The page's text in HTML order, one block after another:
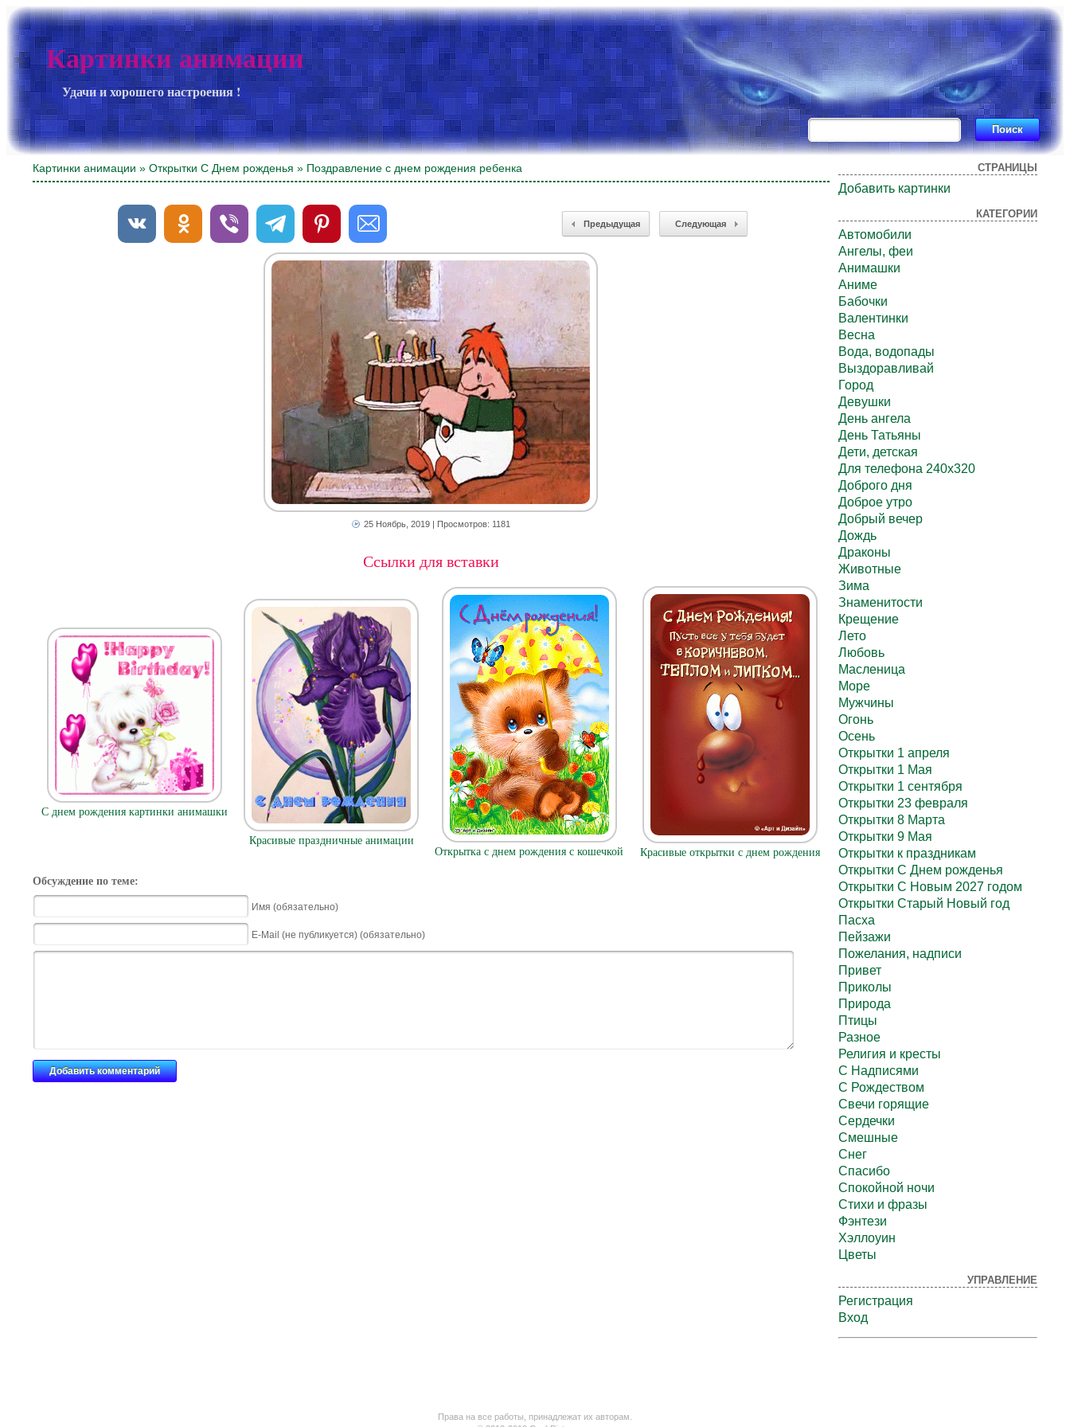
Картинки анимации
Удачи и хорошего настроения !
Картинки анимации »Открытки С Днем рожденья » Поздравление с днем рождения ребенка
Предыдущая Следующая
25 Ноябрь, 2019| Просмотров: 1181
Ссылки для вставки
С днем рождения картинки анимашки
Красивые праздничные анимации
Открытка с днем рождения с кошечкой
Красивые открытки с днем рождения
Обсуждение по теме:
Имя (обязательно)
E-Mail (не публикуется) (обязательно)
СТРАНИЦЫ
Добавить картинки
КАТЕГОРИИ
Автомобили
Ангелы, феи
Анимашки
Аниме
Бабочки
Валентинки
Весна
Вода, водопады
Выздоравливай
Город
Девушки
День ангела
День Татьяны
Дети, детская
Для телефона 240х320
Доброго дня
Доброе утро
Добрый вечер
Дождь
Драконы
Животные
Зима
Знаменитости
Крещение
Лето
Любовь
Масленица
Море
Мужчины
Огонь
Осень
Открытки 1 апреля
Открытки 1 Мая
Открытки 1 сентября
Открытки 23 февраля
Открытки 8 Марта
Открытки 9 Мая
Открытки к праздникам
Открытки С Днем рожденья
Открытки С Новым 2027 годом
Открытки Старый Новый год
Пасха
Пейзажи
Пожелания, надписи
Привет
Приколы
Природа
Птицы
Разное
Религия и кресты
С Надписями
С Рождеством
Свечи горящие
Сердечки
Смешные
Снег
Спасибо
Спокойной ночи
Стихи и фразы
Фэнтези
Хэллоуин
Цветы
УПРАВЛЕНИЕ
Регистрация
Вход
Права на все работы, принадлежат их авторам.